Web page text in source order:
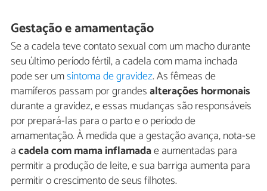
Gestação e amamentação
Se a cadela teve contato sexual com um macho durante
seu último período fértil, a cadela com mama inchada
pode ser umsintoma de gravidez. As fêmeas de
mamíferos passam por grandesalterações hormonais
durante a gravidez, e essas mudanças são responsáveis
por prepará-las para o parto e o período de
amamentação. À medida que a gestação avança, nota-se
acadela com mama inflamadae aumentadas para
permitir a produção de leite, e sua barriga aumenta para
permitir o crescimento de seus filhotes.